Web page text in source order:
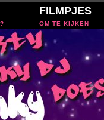
FILMPJES
OM TE KIJKEN